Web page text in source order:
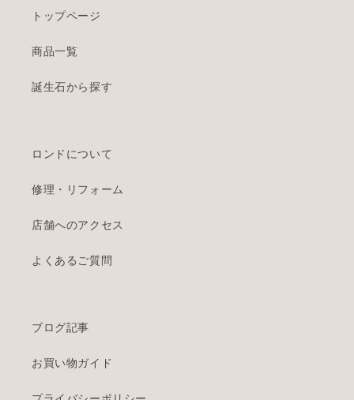
トップページ
商品一覧
誕生石から探す
ロンドについて
修理・リフォーム
店舗へのアクセス
よくあるご質問
ブログ記事
お買い物ガイド